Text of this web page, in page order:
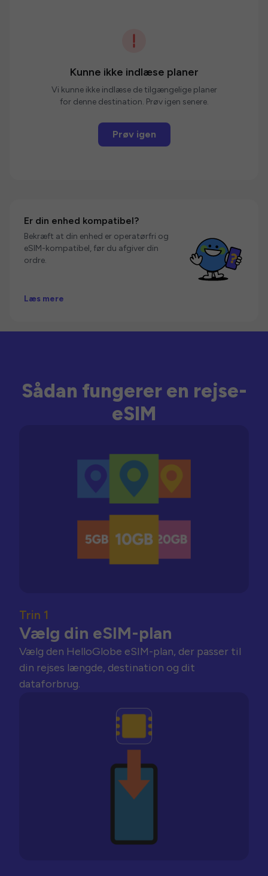
Kunne ikke indlæse planer
Vi kunne ikke indlæse de tilgængelige planer
for denne destination. Prøv igen senere.
Prøv igen
Er din enhed kompatibel?
Bekræft at din enhed er operatørfri og
eSIM-kompatibel, før du afgiver din
ordre.
Læs mere
Sådan fungerer en rejse-
eSIM
Trin 1
Vælg din eSIM-plan
Vælg den HelloGlobe eSIM-plan, der passer til
din rejses længde, destination og dit
dataforbrug.